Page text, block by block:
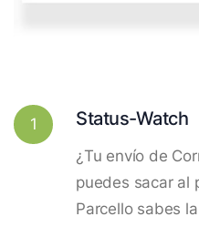
1 Status-Watch
¿Tu envío de
puedes sacar al
Parcello sabes